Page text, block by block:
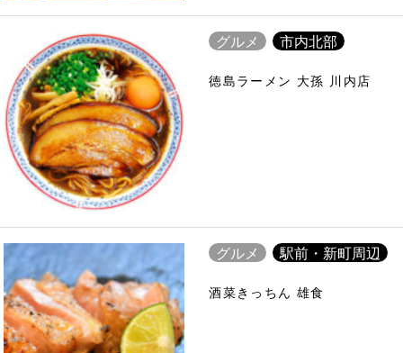
グルメ 市内北部
徳島ラーメン 大孫 川内店
グルメ 駅前・新町周辺
酒菜きっちん 雄食